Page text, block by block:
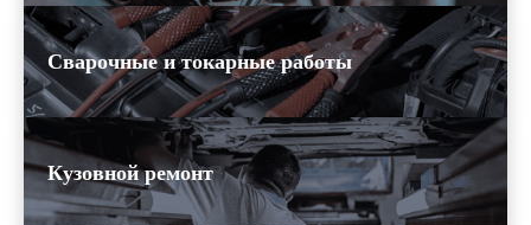
Сварочные и токарные работы
Кузовной ремонт